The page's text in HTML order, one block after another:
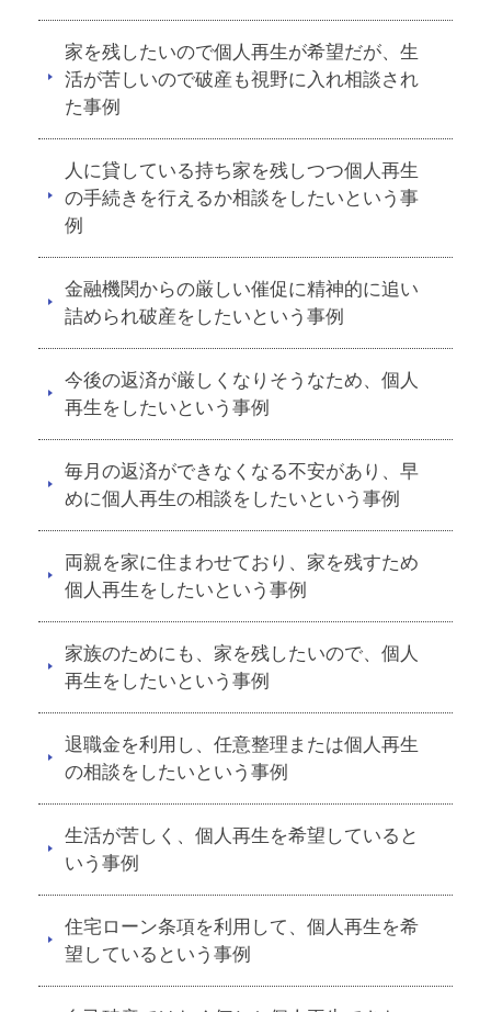
家を残したいので個人再生が希望だが、生
活が苦しいので破産も視野に入れ相談され
た事例
人に貸している持ち家を残しつつ個人再生
の手続きを行えるか相談をしたいという事
例
金融機関からの厳しい催促に精神的に追い
詰められ破産をしたいという事例
今後の返済が厳しくなりそうなため、個人
再生をしたいという事例
毎月の返済ができなくなる不安があり、早
めに個人再生の相談をしたいという事例
両親を家に住まわせており、家を残すため
個人再生をしたいという事例
家族のためにも、家を残したいので、個人
再生をしたいという事例
退職金を利用し、任意整理または個人再生
の相談をしたいという事例
生活が苦しく、個人再生を希望していると
いう事例
住宅ローン条項を利用して、個人再生を希
望しているという事例